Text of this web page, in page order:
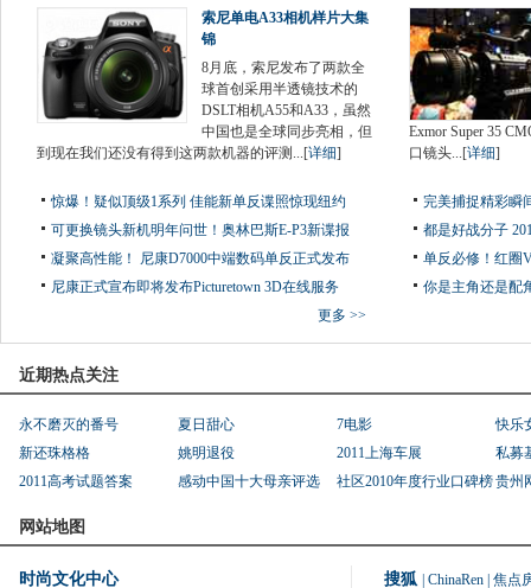
索尼单电A33相机样片大集
锦
8月底，索尼发布了两款全
球首创采用半透镜技术的
DSLT相机A55和A33，虽然
中国也是全球同步亮相，但
到现在我们还没有得到这两款机器的评测...[详细]
惊爆！疑似顶级1系列 佳能新单反谍照惊现纽约
可更换镜头新机明年问世！奥林巴斯E-P3新谍报
凝聚高性能！ 尼康D7000中端数码单反正式发布
尼康正式宣布即将发布Picturetown 3D在线服务
更多 >>
Exmor Super 35
口镜头...[详细]
完美捕捉精彩瞬
都是好战分子
单反必修！红圈
你是主角还是配
近期热点关注
永不磨灭的番号 夏日甜心 7电影
快乐
新还珠格格
姚明退役 2011上海车展
私募
2011高考试题答案
感动中国十大母亲评选 社区2010年度行业口碑榜贵州
网站地图
时尚文化中心 搜狐 ChinaRen 焦点